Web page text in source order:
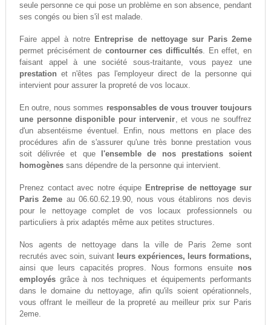
seule personne ce qui pose un problème en son absence, pendant
ses congés ou bien s'il est malade.
Faire appel à notre Entreprise de nettoyage sur Paris 2eme
permet précisément de contourner ces difficultés. En effet, en
faisant appel à une société sous-traitante, vous payez une
prestation et n'êtes pas l'employeur direct de la personne qui
intervient pour assurer la propreté de vos locaux.
En outre, nous sommes responsables de vous trouver toujours
une personne disponible pour intervenir, et vous ne souffrez
d'un absentéisme éventuel. Enfin, nous mettons en place des
procédures afin de s'assurer qu'une très bonne prestation vous
soit délivrée et que
l'ensemble de nos prestations soient
homogènessans dépendre de la personne qui intervient.
Prenez contact avec notre équipe Entreprise de nettoyage sur
Paris 2eme au 06.60.62.19.90, nous vous établirons nos devis
pour le nettoyage complet de vos locaux professionnels ou
particuliers à prix adaptés même aux petites structures.
Nos agents de nettoyage dans la ville de Paris 2eme sont
recrutés avec soin, suivant leurs expériences, leurs formations,
ainsi que leurs capacités propres. Nous formons ensuite nos
employésgrâce à nos techniques et équipements performants
dans le domaine du nettoyage, afin qu'ils soient opérationnels,
vous offrant le meilleur de la propreté au meilleur prix sur Paris
2eme.